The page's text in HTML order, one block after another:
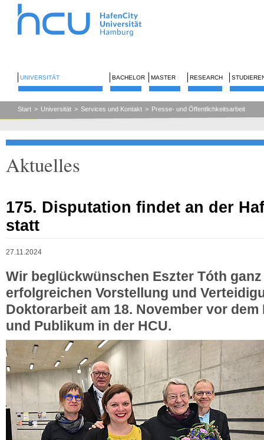
UNIVERSITÄT BACHELOR MASTER RESEARCH
Start > Universität > Services und Kontakt > Presse- und Öffentlichkeitsarbeit
Aktuelles
175. Disputation findet an der
statt
27.11.2024
Wir beglückwünschen Eszter Tóth
erfolgreichen Vorstellung und
Doktorarbeit am 18. November vor
und Publikum in der HCU.